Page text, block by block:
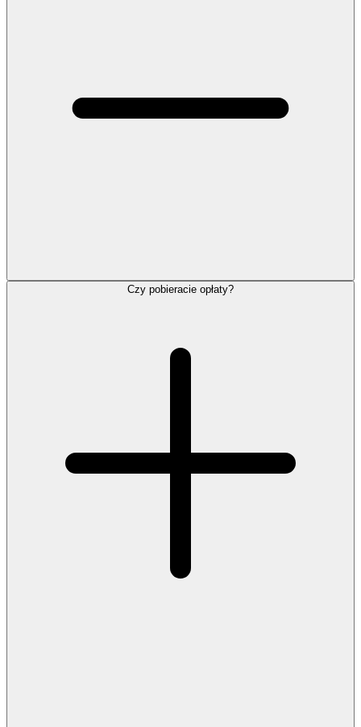
Czy pobieracie opłaty?